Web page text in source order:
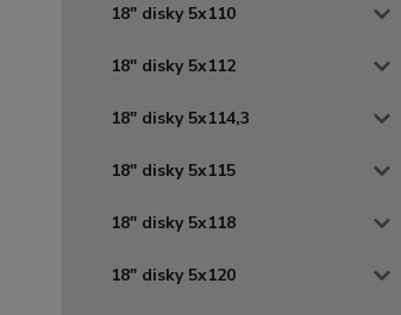
18" disky 5x110
18" disky 5x112
18" disky 5x114,3
18" disky 5x115
18" disky 5x118
18" disky 5x120